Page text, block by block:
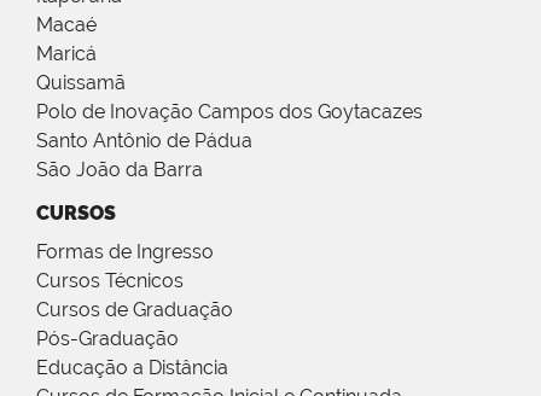
Macaé
Maricá
Quissamã
Polo de Inovação Campos dos Goytacazes
Santo Antônio de Pádua
São João da Barra
CURSOS
Formas de Ingresso
Cursos Técnicos
Cursos de Graduação
Pós-Graduação
Educação a Distância